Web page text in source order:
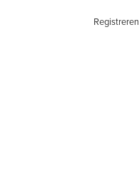
Registreren